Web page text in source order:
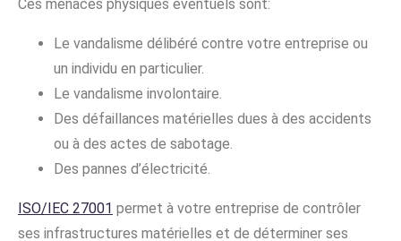
Ces menaces physiques éventuels sont:
Le vandalisme délibéré contre votre entreprise ou
un individu en particulier.
Le vandalisme involontaire.
Des défaillances matérielles dues à des accidents
ou à des actes de sabotage.
Des pannes d’électricité.
ISO/IEC 27001 permet à votre entreprise de contrôler
ses infrastructures matérielles et de déterminer ses